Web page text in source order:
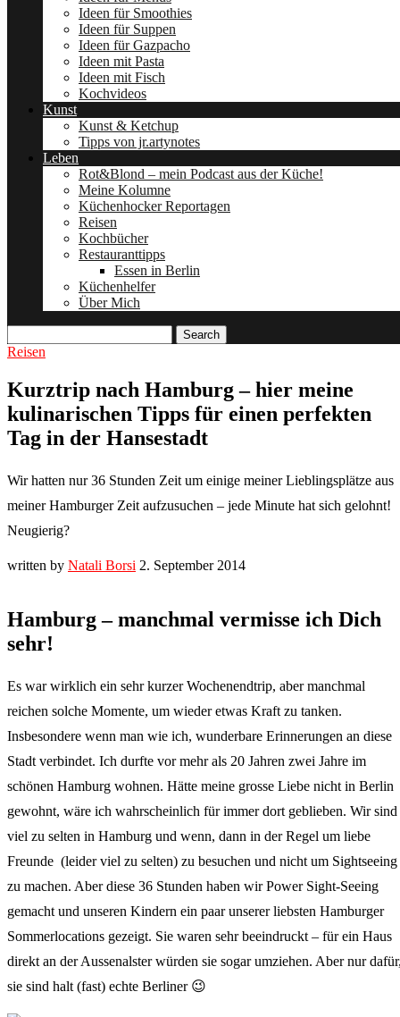
Ideen für Smoothies
Ideen für Suppen
Ideen für Gazpacho
Ideen mit Pasta
Ideen mit Fisch
Kochvideos
Kunst
Kunst & Ketchup
Tipps von jr.artynotes
Leben
Rot&Blond – mein Podcast aus der Küche!
Meine Kolumne
Küchenhocker Reportagen
Reisen
Kochbücher
Restauranttipps
Essen in Berlin
Küchenhelfer
Über Mich
Search
Reisen
Kurztrip nach Hamburg – hier meine
kulinarischen Tipps für einen perfekten
Tag in der Hansestadt
Wir hatten nur 36 Stunden Zeit um einige meiner Lieblingsplätze aus
meiner Hamburger Zeit aufzusuchen – jede Minute hat sich gelohnt!
Neugierig?
written by Natali Borsi 2. September 2014
Hamburg – manchmal vermisse ich Dich
sehr!
Es war wirklich ein sehr kurzer Wochenendtrip, aber manchmal
reichen solche Momente, um wieder etwas Kraft zu tanken.
Insbesondere wenn man wie ich, wunderbare Erinnerungen an diese
Stadt verbindet. Ich durfte vor mehr als 20 Jahren zwei Jahre im
schönen Hamburg wohnen. Hätte meine grosse Liebe nicht in Berlin
gewohnt, wäre ich wahrscheinlich für immer dort geblieben. Wir sind
viel zu selten in Hamburg und wenn, dann in der Regel um liebe
Freunde (leider viel zu selten) zu besuchen und nicht um Sightseeing
zu machen. Aber diese 36 Stunden haben wir Power Sight-Seeing
gemacht und unseren Kindern ein paar unserer liebsten Hamburger
Sommerlocations gezeigt. Sie waren sehr beeindruckt – für ein Haus
direkt an der Aussenalster würden sie sogar umziehen. Aber nur
sie sind halt (fast) echte Berliner 😉